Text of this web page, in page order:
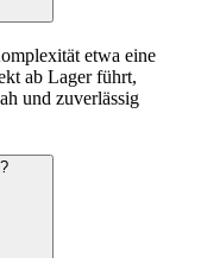
etwa eine
ab Lager führt,
und zuverlässig